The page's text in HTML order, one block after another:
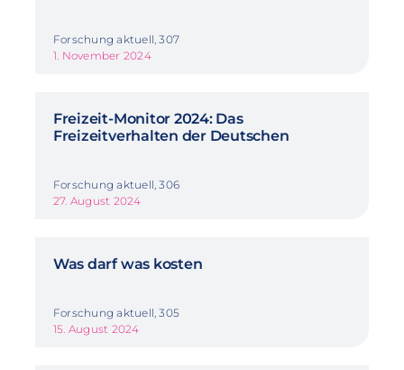
Forschung aktuell, 307
1. November 2024
Freizeit-Monitor 2024: Das
Freizeitverhalten der Deutschen
Forschung aktuell, 306
27. August 2024
Was darf was kosten
Forschung aktuell, 305
15. August 2024